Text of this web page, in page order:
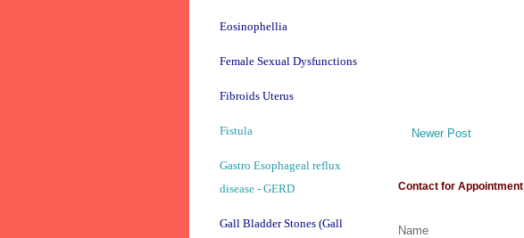
Newer Post
Contact for Appointment
Name
Eosinophellia
Female Sexual Dysfunctions
Fibroids Uterus
Fistula
Gastro Esophageal reflux
disease - GERD
Gall Bladder Stones (Gall